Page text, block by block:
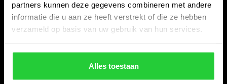
partners kunnen deze gegevens combineren met andere
informatie die u aan ze heeft verstrekt of die ze hebben
verzameld op basis van uw gebruik van hun services.
Alles toestaan
Nederland
06-57276080
info@bespanracket.nl